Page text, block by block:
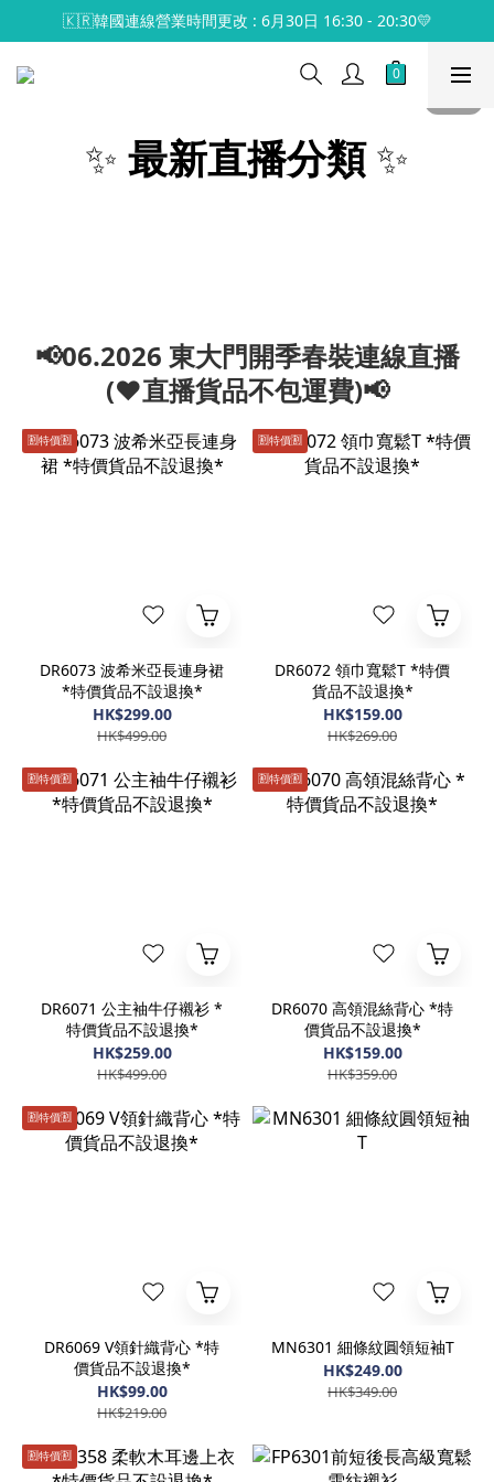
🇰🇷韓國連線營業時間更改 : 6月30日 16:30 - 20:30💛
✨ 最新直播分類✨
📢06.2026 東大門開季春裝連線直播
(♥️直播貨品不包運費)📢
🈹️特價🈹️
DR6073 波希米亞長連身裙
*特價貨品不設退換*
HK$299.00
HK$499.00
🈹️特價🈹️
DR6072 領巾寬鬆T *特價
貨品不設退換*
HK$159.00
HK$269.00
🈹️特價🈹️
DR6071 公主袖牛仔襯衫 *
特價貨品不設退換*
HK$259.00
HK$499.00
🈹️特價🈹️
DR6070 高領混絲背心 *特
價貨品不設退換*
HK$159.00
HK$359.00
🈹️特價🈹️
DR6069 V領針織背心 *特
價貨品不設退換*
HK$99.00
HK$219.00
MN6301 細條紋圓領短袖T
HK$249.00
HK$349.00
🈹️特價🈹️